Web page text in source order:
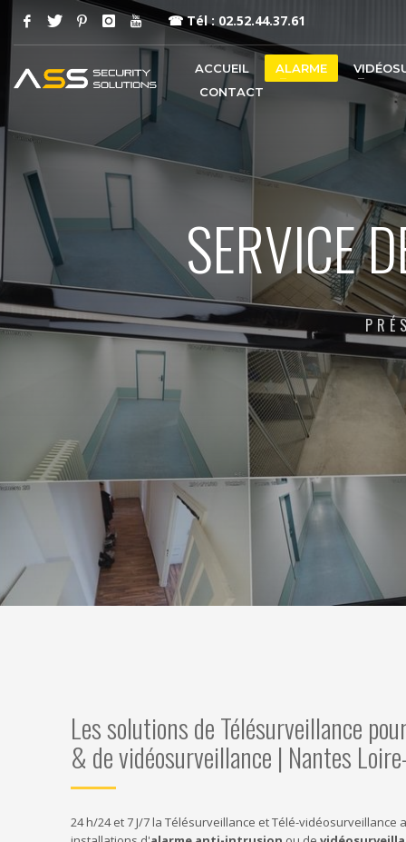
☎Tél : 02.52.44.37.61
ACCUEIL ALARME
CONTACT
SERVICE
Les solutions de Télésurveillance
& de vidéosurveillance | Nantes
24 h/24 et 7 J/7 la Télésurveillance et Télé-